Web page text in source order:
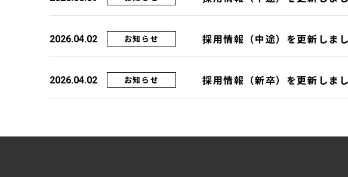
2026.04.02 お知らせ 採用情報（中途）を更新しま
2026.04.02 お知らせ 採用情報（新卒）を更新しま